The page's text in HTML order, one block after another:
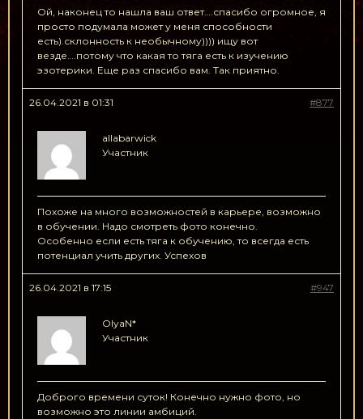
Ой, наконец то нашла ваш ответ….спасибо огромное, я
просто подумала может у меня способности
есть).склонность к необычному)))) ищу вот
везде….потому что какая то тяга есть к изучению
эзотерики. Еще раз спасибо вам. Так приятно.
26.04.2021 в 01:31 #877
allabarwick
Участник
Похоже на много возможностей в карьере, возможно
в обучении. Надо смотреть фото конечно.
Особенно если есть тяга к обучению, то всегда есть
потенциал учить других. Успехов
26.04.2021 в 17:15 #947
OlyaN*
Участник
Доброго времени суток! Конечно нужно фото, но
возможно это линии амбиций.